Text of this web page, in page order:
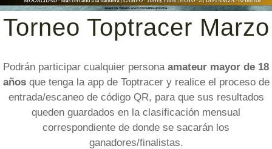
Torneo Toptracer Marzo
Podrán participar cualquier persona amateur mayor de 18
añosque tenga la app de Toptracer y realice el proceso de
entrada/escaneo de código QR, para que sus resultados
queden guardados en la clasificación mensual
correspondiente de donde se sacarán los
ganadores/finalistas.